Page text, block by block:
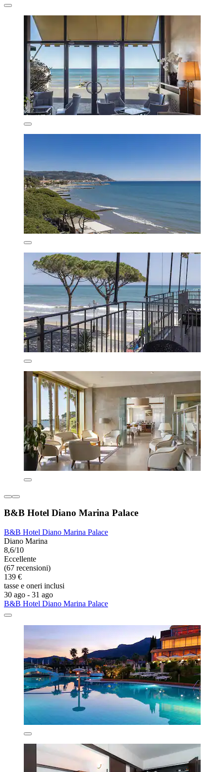
B&B Hotel Diano Marina Palace
B&B Hotel Diano Marina Palace
Diano Marina
8,6/10
Eccellente
(67 recensioni)
139 €
tasse e oneri inclusi
30 ago - 31 ago
B&B Hotel Diano Marina Palace